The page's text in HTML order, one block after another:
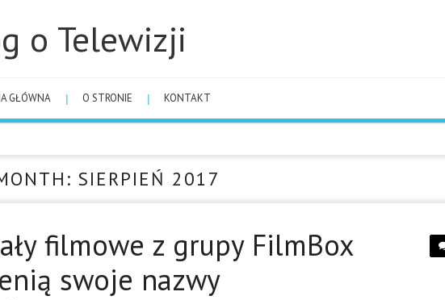
o Telewizji
GŁÓWNA O STRONIE KONTAKT
SIERPIEŃ 2017
filmowe z grupy FilmBox
swoje nazwy